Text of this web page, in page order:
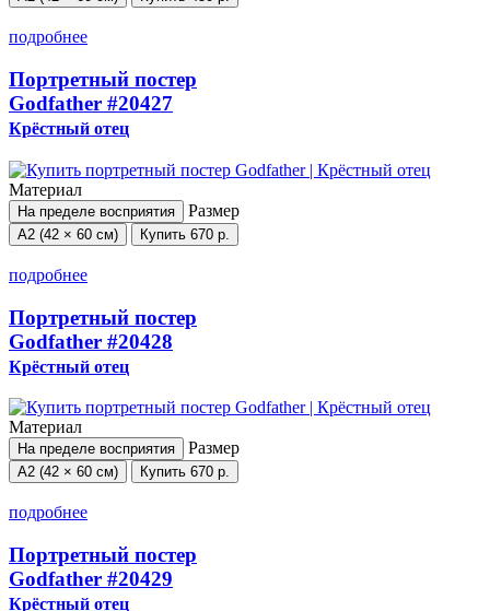
подробнее
Портретный постер
Godfather #20427
Крёстный отец
Материал
На пределе восприятия Размер
А2 (42 × 60 см) Купить 670 р.
подробнее
Портретный постер
Godfather #20428
Крёстный отец
Материал
На пределе восприятия Размер
А2 (42 × 60 см) Купить 670 р.
подробнее
Портретный постер
Godfather #20429
Крёстный отец